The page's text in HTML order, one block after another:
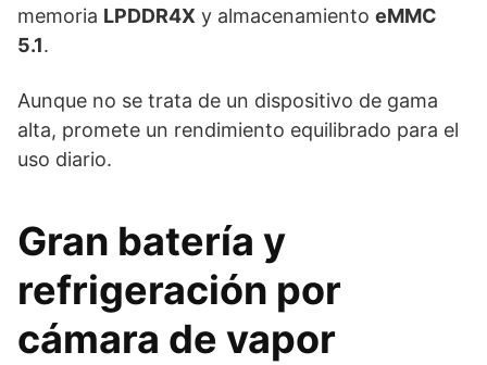
memoria LPDDR4X y almacenamiento eMMC
5.1.
Aunque no se trata de un dispositivo de gama
alta, promete un rendimiento equilibrado para el
uso diario.
Gran batería y
refrigeración por
cámara de vapor